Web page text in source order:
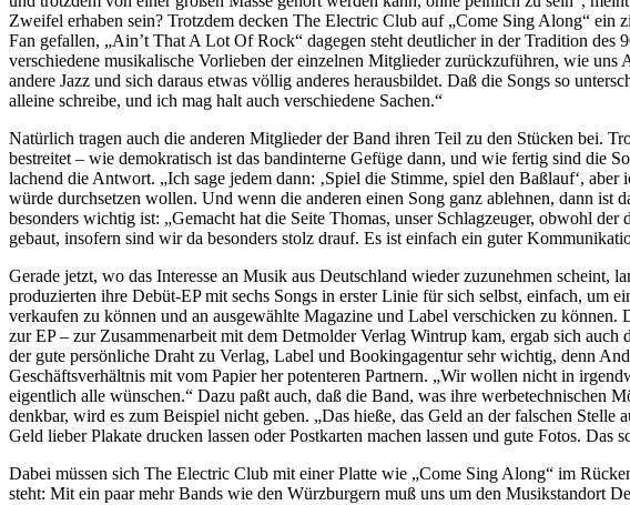
Zweifel erhaben sein? Trotzdem decken The Electric Club auf „Come Sing Along“
Fan gefallen, „Ain’t That A Lot Of Rock“ dagegen steht deutlicher in der Tradition
verschiedene musikalische Vorlieben der einzelnen Mitglieder zurückzuführen, wie
andere Jazz und sich daraus etwas völlig anderes herausbildet. Daß die Songs so
alleine schreibe, und ich mag halt auch verschiedene Sachen.“
Natürlich tragen auch die anderen Mitglieder der Band ihren Teil zu den Stücken bei.
bestreitet – wie demokratisch ist das bandinterne Gefüge dann, und wie fertig sind die
lachend die Antwort. „Ich sage jedem dann: ‚Spiel die Stimme, spiel den Baßlauf‘,
würde durchsetzen wollen. Und wenn die anderen einen Song ganz ablehnen, dann ist
besonders wichtig ist: „Gemacht hat die Seite Thomas, unser Schlagzeuger, obwohl
gebaut, insofern sind wir da besonders stolz drauf. Es ist einfach ein guter
Gerade jetzt, wo das Interesse an Musik aus Deutschland wieder zuzunehmen scheint,
produzierten ihre Debüt-EP mit sechs Songs in erster Linie für sich selbst, einfach, um
verkaufen zu können und an ausgewählte Magazine und Label verschicken zu
zur EP – zur Zusammenarbeit mit dem Detmolder Verlag Wintrup kam, ergab sich
der gute persönliche Draht zu Verlag, Label und Bookingagentur sehr wichtig, denn
Geschäftsverhältnis mit vom Papier her potenteren Partnern. „Wir wollen nicht in
eigentlich alle wünschen.“ Dazu paßt auch, daß die Band, was ihre werbetechnischen
denkbar, wird es zum Beispiel nicht geben. „Das hieße, das Geld an der falschen
Geld lieber Plakate drucken lassen oder Postkarten machen lassen und gute Fotos. Das
Dabei müssen sich The Electric Club mit einer Platte wie „Come Sing Along“ im
steht: Mit ein paar mehr Bands wie den Würzburgern muß uns um den Musikstandort